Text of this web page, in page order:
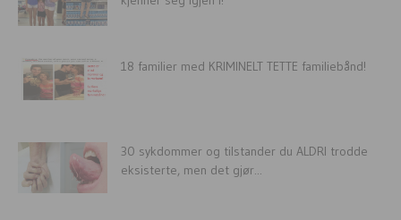
18 familier med KRIMINELT TETTE familiebånd!
30 sykdommer og tilstander du ALDRI trodde
eksisterte, men det gjør...